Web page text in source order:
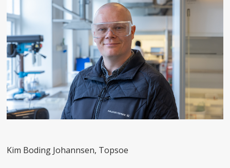
Kim Boding Johannsen, Topsoe